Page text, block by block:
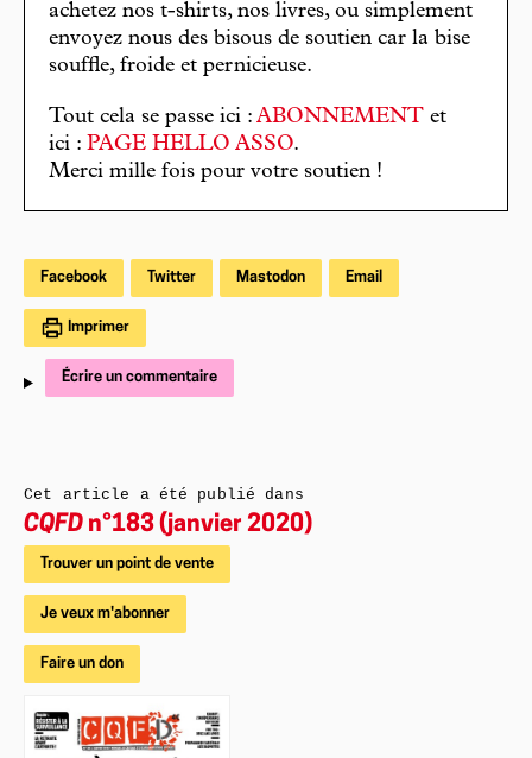
achetez nos t-shirts, nos livres, ou simplement
envoyez nous des bisous de soutien car la bise
souffle, froide et pernicieuse.
Tout cela se passe ici : ABONNEMENT et
ici : PAGE HELLO ASSO.
Merci mille fois pour votre soutien !
Facebook Twitter Mastodon Email
Imprimer
Écrire un commentaire
Cet article a été publié dans
CQFD n°183 (janvier 2020)
Trouver un point de vente
Je veux m'abonner
Faire un don